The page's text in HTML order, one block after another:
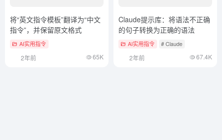
将“英文指令模板”翻译为“中文
指令”，并保留原文格式
AI实用指令
2年前 65K
Claude提示库：将语法不正确
的句子转换为正确的语法
AI实用指令 # Claude
2年前 67.4K